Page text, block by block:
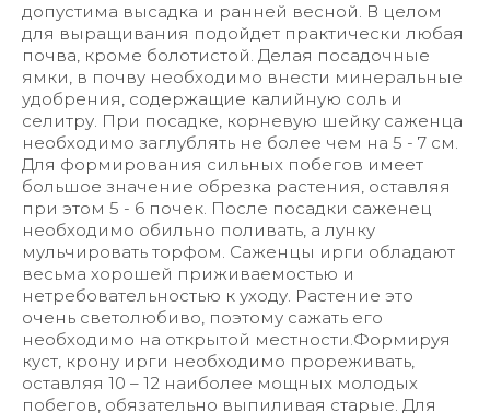
допустима высадка и ранней весной. В целом
для выращивания подойдет практически любая
почва, кроме болотистой. Делая посадочные
ямки, в почву необходимо внести минеральные
удобрения, содержащие калийную соль и
селитру. При посадке, корневую шейку саженца
необходимо заглублять не более чем на 5 - 7 см.
Для формирования сильных побегов имеет
большое значение обрезка растения, оставляя
при этом 5 - 6 почек. После посадки саженец
необходимо обильно поливать, а лунку
мульчировать торфом. Саженцы ирги обладают
весьма хорошей приживаемостью и
нетребовательностью к уходу. Растение это
очень светолюбиво, поэтому сажать его
необходимо на открытой местности.Формируя
куст, крону ирги необходимо прореживать,
оставляя 10 – 12 наиболее мощных молодых
побегов, обязательно выпиливая старые. Для